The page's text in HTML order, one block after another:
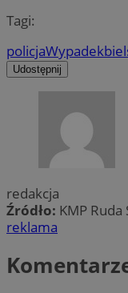
Tagi:
policjaWypadek
Udostępnij
redakcja
Źródło: KMP Ruda
reklama